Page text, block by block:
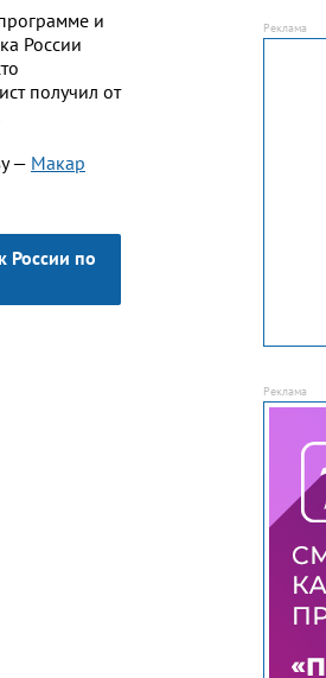
и
России
получил от
— Макар
России по